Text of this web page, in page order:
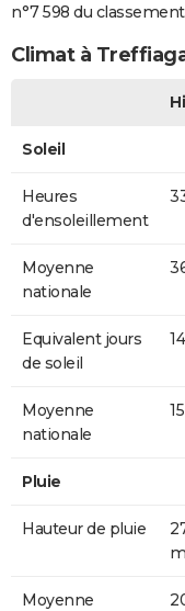
n°7 598 du
Climat à
Soleil
Heures
d'ensoleillement
Moyenne
nationale
Equivalent jours
de soleil
Moyenne
nationale
Pluie
Hauteur de pluie
Moyenne